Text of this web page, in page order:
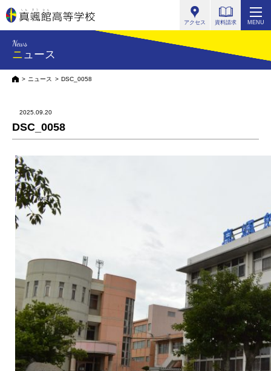
アクセス 資料請求 MENU
News
ニュース
HOMEニュース DSC_0058
2025.09.20
DSC_0058